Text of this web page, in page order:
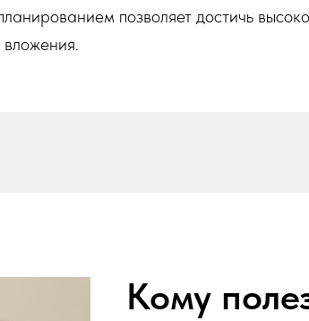
позволяет достичь
вложения.
Кому